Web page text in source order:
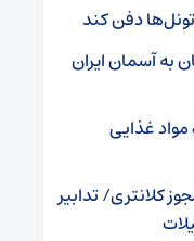
تونل‌ها دفن کند
به آسمان ایران
مواد غذایی
کلانتری/ تدابیر